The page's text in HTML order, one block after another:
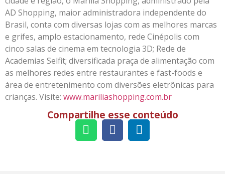
AD Shopping, maior administradora independente do
Brasil, conta com diversas lojas com as melhores marcas
e grifes, amplo estacionamento, rede Cinépolis com
cinco salas de cinema em tecnologia 3D; Rede de
Academias Selfit; diversificada praça de alimentação com
as melhores redes entre restaurantes e fast-foods e
área de entretenimento com diversões eletrônicas para
crianças. Visite: www.mariliashopping.com.br
Compartilhe esse conteúdo